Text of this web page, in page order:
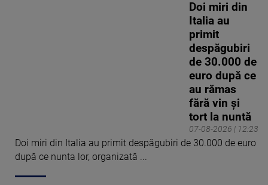
07-08-2026 | 12:23
Doi miri din
Italia au
primit
despăgubiri
de 30.000 de
euro după ce
au rămas
fără vin și
tort la nuntă
Doi miri din Italia au primit despăgubiri de 30.000 de euro
după ce nunta lor, organizată ...